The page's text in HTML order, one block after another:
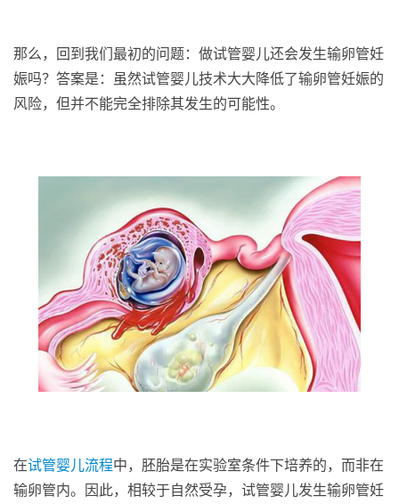
那么，回到我们最初的问题：做试管婴儿还会发生输卵管妊
娠吗？答案是：虽然试管婴儿技术大大降低了输卵管妊娠的
风险，但并不能完全排除其发生的可能性。
在试管婴儿流程中，胚胎是在实验室条件下培养的，而非在
输卵管内。因此，相较于自然受孕，试管婴儿发生输卵管妊